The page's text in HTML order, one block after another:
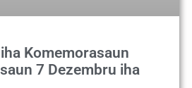
Komemorasaun
7 Dezembru iha